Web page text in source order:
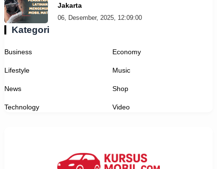
Jakarta
06, Desember, 2025, 12:09:00
Kategori
Business Economy
Lifestyle Music
News Shop
Technology Video